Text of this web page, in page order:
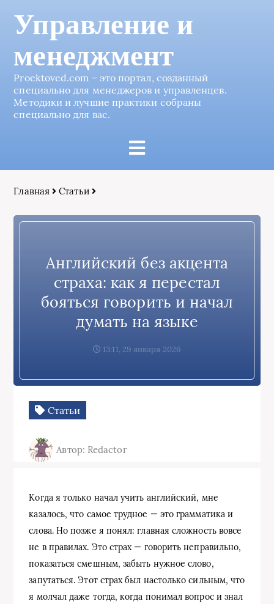
Управление и
менеджмент
Proektoved.com – это портал, созданный
специально для менеджеров и управленцев.
Методики и лучшие практики собраны
специально для вас.
Главная Статьи
Английский без акцента
страха: как я перестал
бояться говорить и начал
думать на языке
13:11, 29 января 2026
Статьи
Автор: Redactor
Когда я только начал учить английский, мне
казалось, что самое трудное — это грамматика и
слова. Но позже я понял: главная сложность вовсе
не в правилах. Это страх — говорить неправильно,
показаться смешным, забыть нужное слово,
запутаться. Этот страх был настолько сильным, что
я молчал даже тогда, когда понимал вопрос и знал